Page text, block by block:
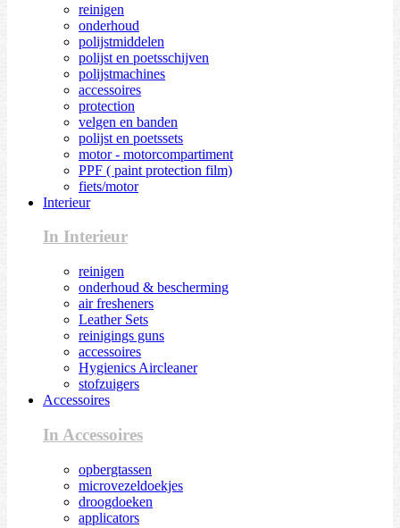
reinigen
onderhoud
polijstmiddelen
polijst en poetsschijven
polijstmachines
accessoires
protection
velgen en banden
polijst en poetssets
motor - motorcompartiment
PPF ( paint protection film)
fiets/motor
Interieur
In Interieur
reinigen
onderhoud & bescherming
air fresheners
Leather Sets
reinigings guns
accessoires
Hygienics Aircleaner
stofzuigers
Accessoires
In Accessoires
opbergtassen
microvezeldoekjes
droogdoeken
applicators